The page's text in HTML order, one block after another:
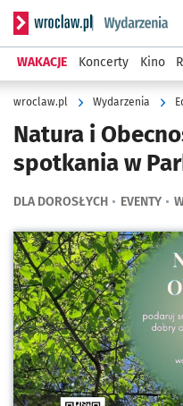
Serwis informacyjny
WAKACJE Koncerty Kino
wroclaw.pl Wydarzenia
Natura i
spotkania w
DLA DOROSŁYCH EVENTY
Kliknij, aby powiększyć